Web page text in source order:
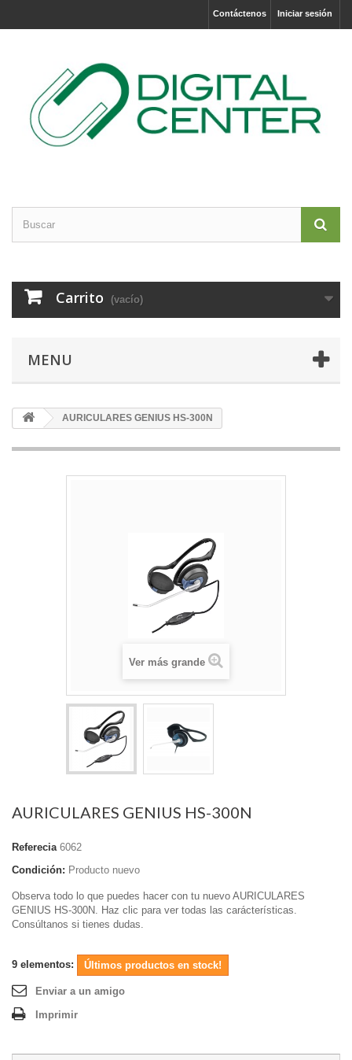
Iniciar sesión
Contáctenos
Carrito (vacío)
MENU
AURICULARES GENIUS HS-300N
Ver más grande
AURICULARES GENIUS HS-300N
Referecia 6062
Condición: Producto nuevo
Observa todo lo que puedes hacer con tu nuevo AURICULARES
GENIUS HS-300N. Haz clic para ver todas las carácterísticas.
Consúltanos si tienes dudas.
9 elementos: Últimos productos en stock!
Enviar a un amigo
Imprimir